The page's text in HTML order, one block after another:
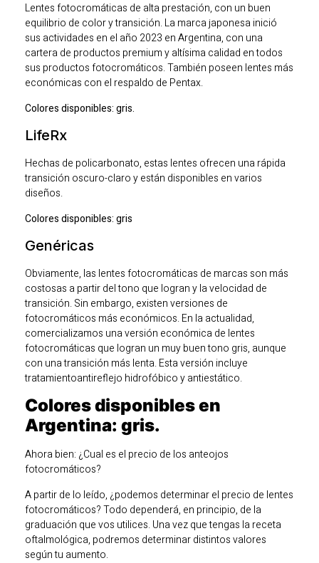
Lentes fotocromáticas de alta prestación, con un buen
equilibrio de color y transición. La marca japonesa inició
sus actividades en el año 2023 en Argentina, con una
cartera de productos premium y altísima calidad en todos
sus productos fotocromáticos. También poseen lentes más
económicas con el respaldo de Pentax.
Colores disponibles: gris.
LifeRx
Hechas de policarbonato, estas lentes ofrecen una rápida
transición oscuro-claro y están disponibles en varios
diseños.
Colores disponibles: gris
Genéricas
Obviamente, las lentes fotocromáticas de marcas son más
costosas a partir del tono que logran y la velocidad de
transición. Sin embargo, existen versiones de
fotocromáticos más económicos. En la actualidad,
comercializamos una versión económica de lentes
fotocromáticas que logran un muy buen tono gris, aunque
con una transición más lenta. Esta versión incluye
tratamientoantireflejo hidrofóbico y antiestático.
Colores disponibles en
Argentina: gris.
Ahora bien: ¿Cual es el precio de los anteojos
fotocromáticos?
A partir de lo leído, ¿podemos determinar el precio de lentes
fotocromáticos? Todo dependerá, en principio, de la
graduación que vos utilices. Una vez que tengas la receta
oftalmológica, podremos determinar distintos valores
según tu aumento.